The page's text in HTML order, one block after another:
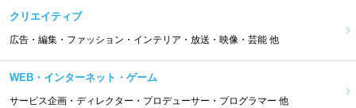
クリエイティブ
広告・編集・ファッション・インテリア・放送・映像・芸能 他
WEB・インターネット・ゲーム
サービス企画・ディレクター・プロデューサー・プログラマー 他